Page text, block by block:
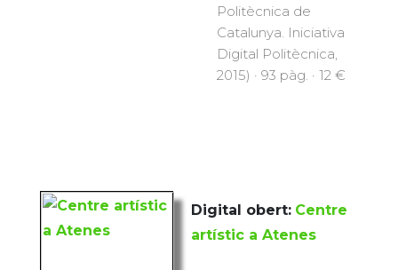
Politècnica de
Catalunya. Iniciativa
Digital Politècnica,
2015) · 93 pàg. · 12 €
Digital obert: Centre
artístic a Atenes